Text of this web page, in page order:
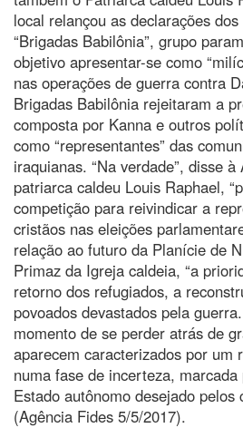
local relançou as declarações
“Brigadas Babilônia”, grupo
objetivo apresentar-se como
nas operações de guerra contra
Brigadas Babilônia rejeitaram a
composta por Kanna e outros
como “representantes” das
iraquianas. “Na verdade”, disse
patriarca caldeu Louis Raphael,
competição para reivindicar a
cristãos nas eleições
relação ao futuro da Planície de
Primaz da Igreja caldeia, “a
retorno dos refugiados, a
povoados devastados pela
momento de se perder atrás de
aparecem caracterizados por um
numa fase de incerteza,
Estado autônomo desejado pelos
(Agência Fides 5/5/2017).